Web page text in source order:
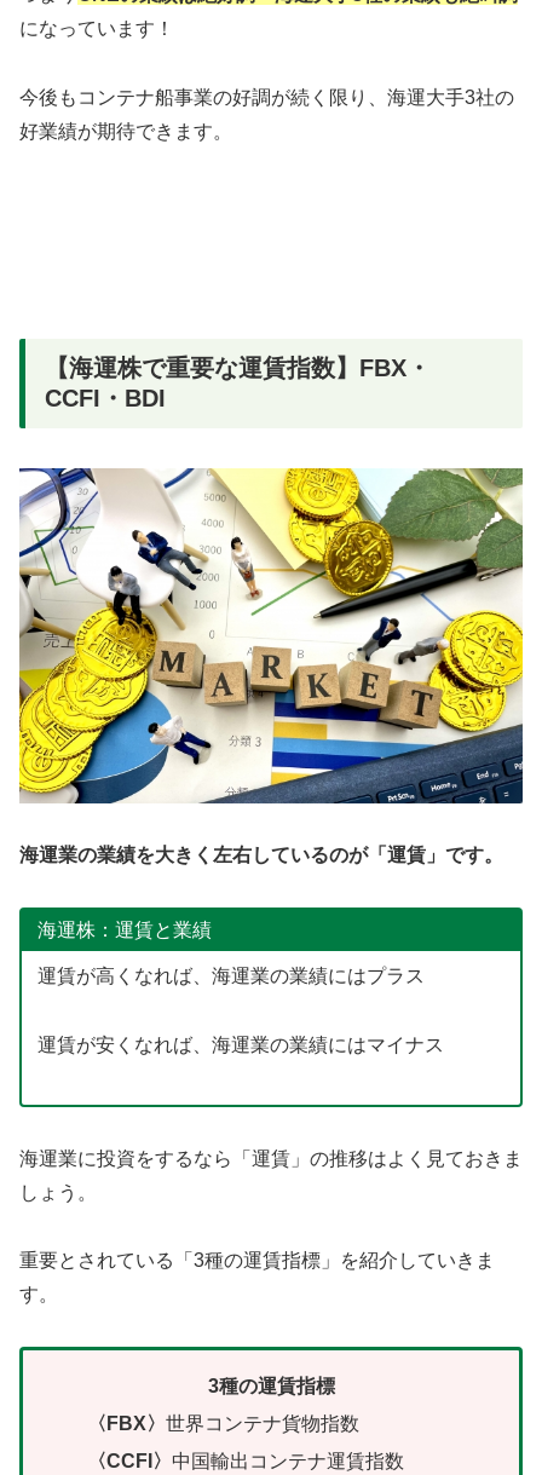
になっています！
今後もコンテナ船事業の好調が続く限り、海運大手3社の
好業績が期待できます。
【海運株で重要な運賃指数】FBX・
CCFI・BDI
海運業の業績を大きく左右しているのが「運賃」です。
海運株：運賃と業績
運賃が高くなれば、海運業の業績にはプラス
運賃が安くなれば、海運業の業績にはマイナス
海運業に投資をするなら「運賃」の推移はよく見ておきま
しょう。
重要とされている「3種の運賃指標」を紹介していきま
す。
3種の運賃指標
〈FBX〉世界コンテナ貨物指数
〈CCFI〉 中国輸出コンテナ運賃指数